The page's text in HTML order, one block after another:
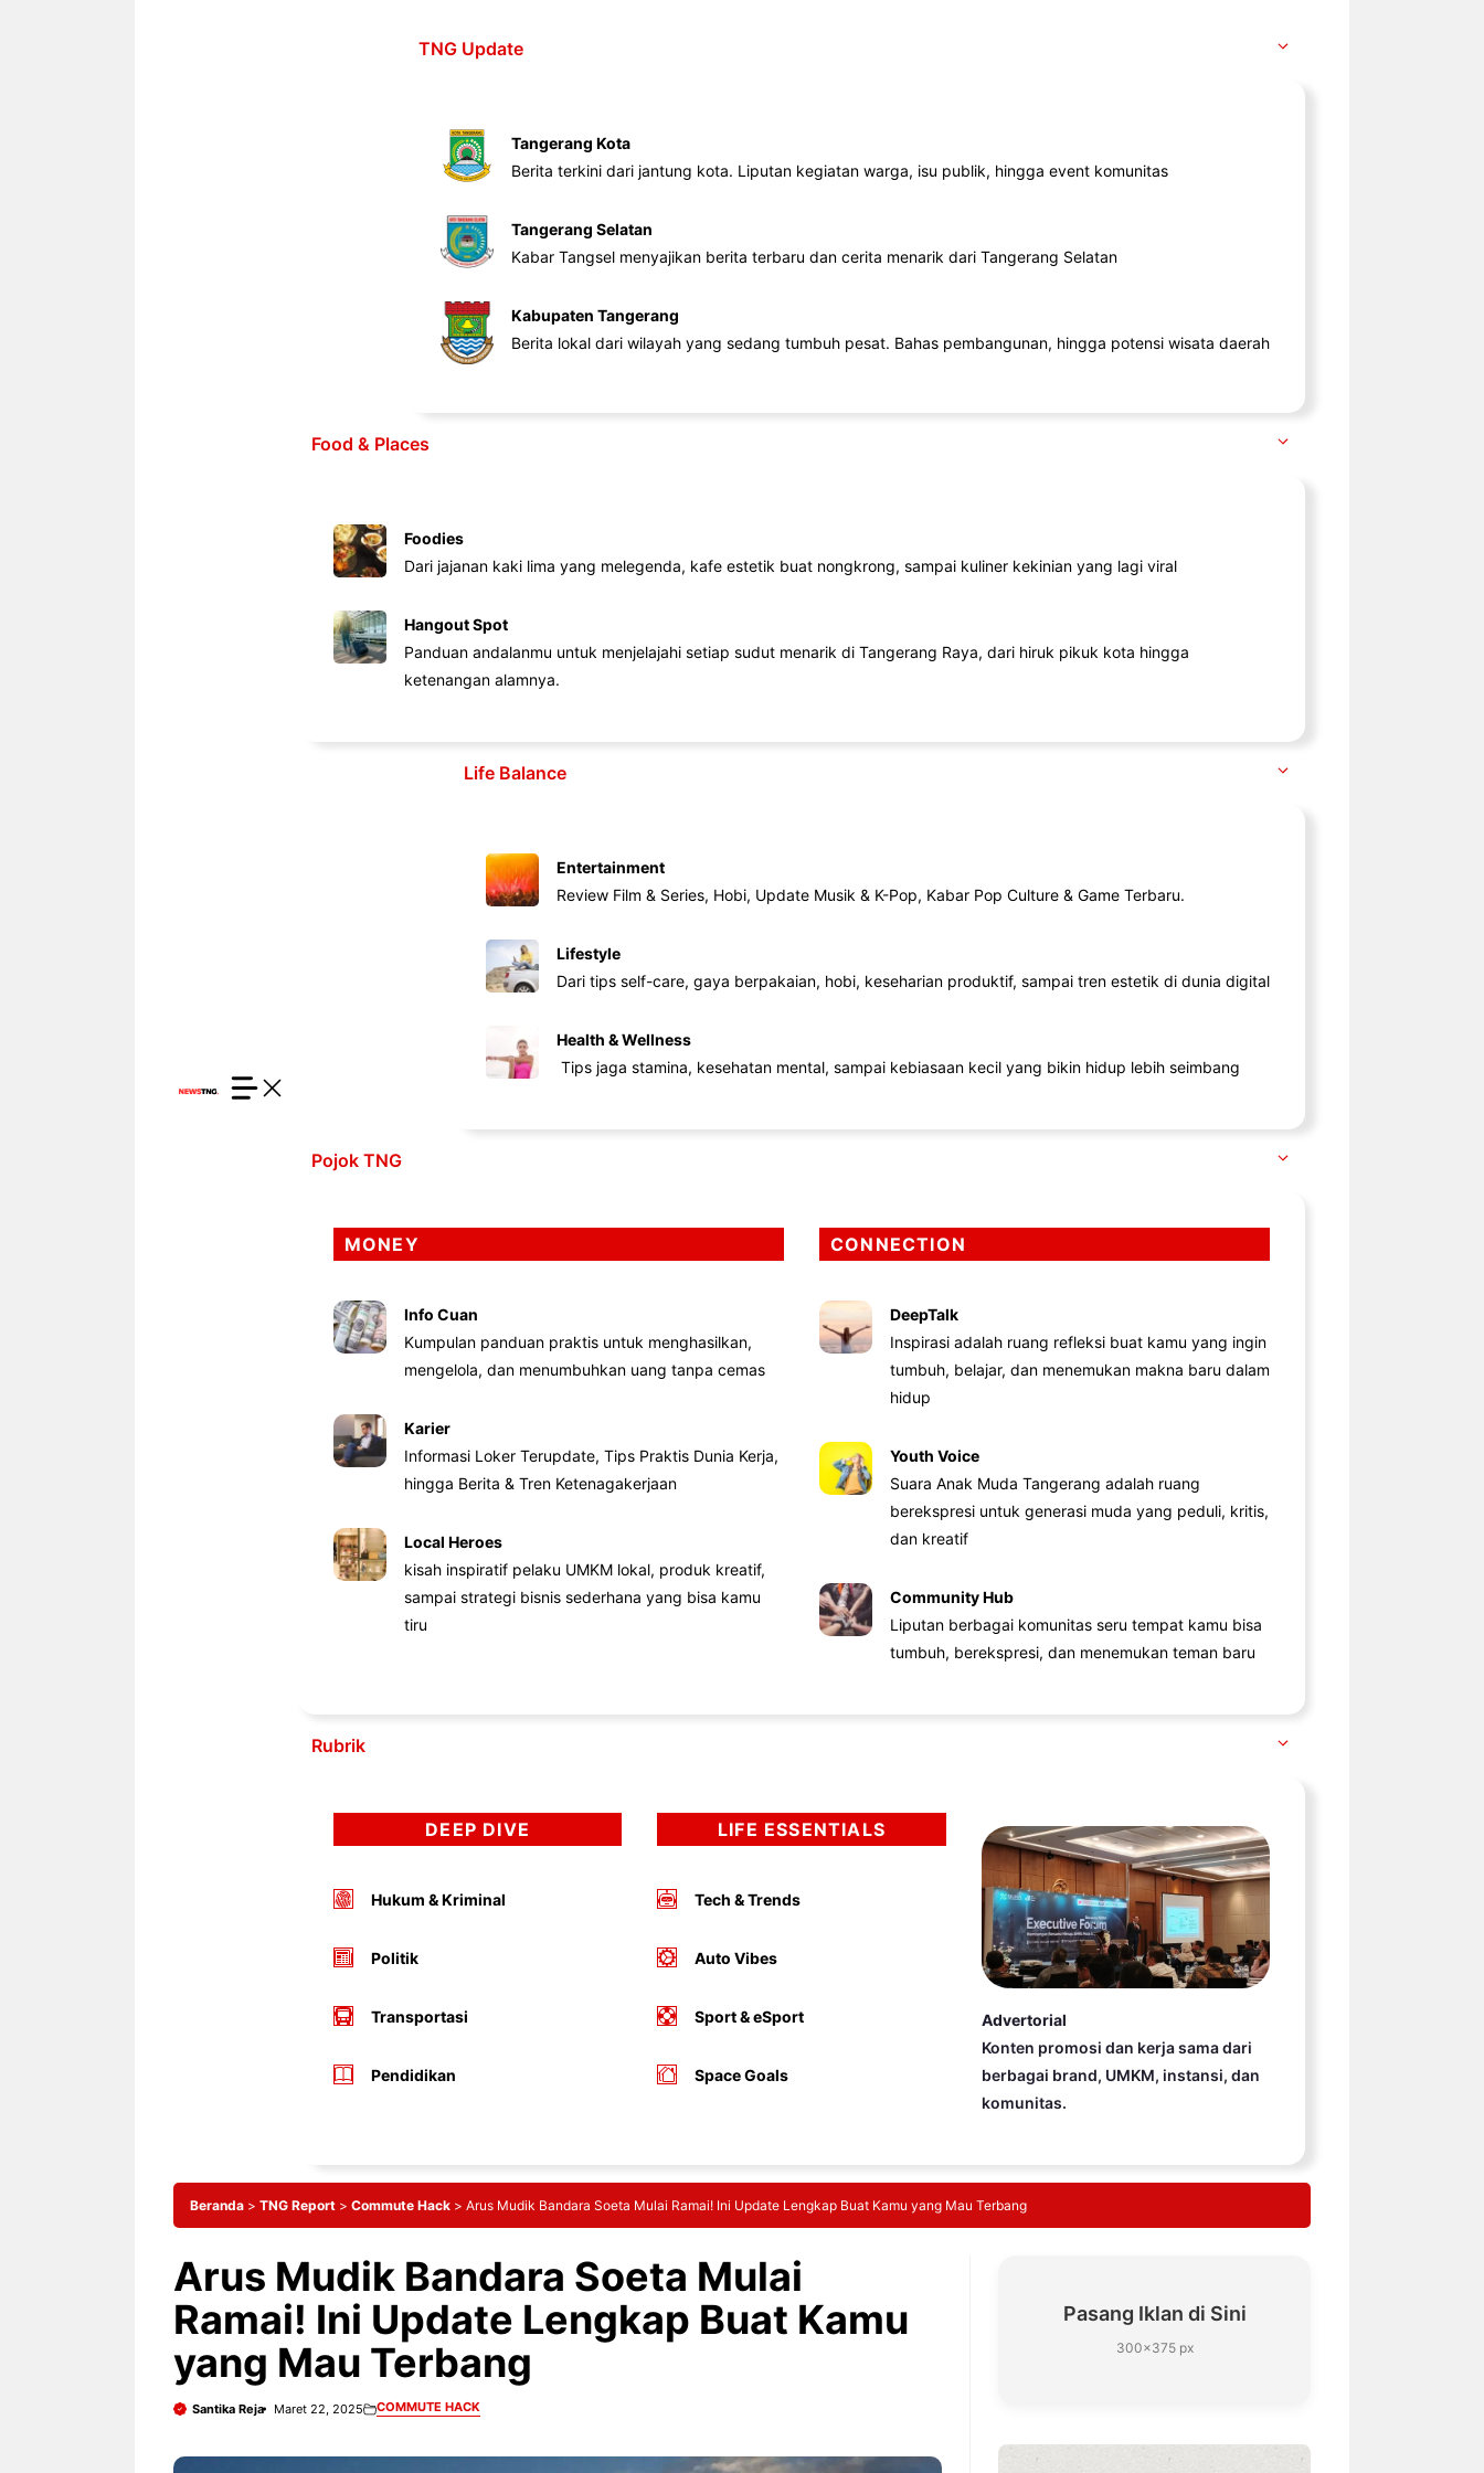
TNG Update
Tangerang Kota
Berita terkini dari jantung kota. Liputan kegiatan warga, isu publik, hingga event komunitas
Tangerang Selatan
Kabar Tangsel menyajikan berita terbaru dan cerita menarik dari Tangerang Selatan
Kabupaten Tangerang
Berita lokal dari wilayah yang sedang tumbuh pesat. Bahas pembangunan, hingga potensi wisata daerah
Food & Places
Foodies
Dari jajanan kaki lima yang melegenda, kafe estetik buat nongkrong, sampai kuliner kekinian yang lagi viral
Hangout Spot
Panduan andalanmu untuk menjelajahi setiap sudut menarik di Tangerang Raya, dari hiruk pikuk kota hingga
ketenangan alamnya.
Life Balance
Entertainment
Review Film & Series, Hobi, Update Musik & K-Pop, Kabar Pop Culture & Game Terbaru.
Lifestyle
Dari tips self-care, gaya berpakaian, hobi, keseharian produktif, sampai tren estetik di dunia digital
Health & Wellness
Tips jaga stamina, kesehatan mental, sampai kebiasaan kecil yang bikin hidup lebih seimbang
Pojok TNG
MONEY
Info Cuan
Kumpulan panduan praktis untuk menghasilkan,
mengelola, dan menumbuhkan uang tanpa cemas
Karier
Informasi Loker Terupdate, Tips Praktis Dunia Kerja,
hingga Berita & Tren Ketenagakerjaan
Local Heroes
kisah inspiratif pelaku UMKM lokal, produk kreatif,
sampai strategi bisnis sederhana yang bisa kamu
tiru
CONNECTION
DeepTalk
Inspirasi adalah ruang refleksi buat kamu yang ingin
tumbuh, belajar, dan menemukan makna baru dalam
hidup
Youth Voice
Suara Anak Muda Tangerang adalah ruang
berekspresi untuk generasi muda yang peduli, kritis,
dan kreatif
Community Hub
Liputan berbagai komunitas seru tempat kamu bisa
tumbuh, berekspresi, dan menemukan teman baru
Rubrik
DEEP DIVE
Hukum & Kriminal
Politik
Transportasi
Pendidikan
LIFE ESSENTIALS
Tech & Trends
Auto Vibes
Sport & eSport
Space Goals
Advertorial
Konten promosi dan kerja sama dari
berbagai brand, UMKM, instansi, dan
komunitas.
Beranda > TNG Report > Commute Hack > Arus Mudik Bandara Soeta Mulai Ramai! Ini Update Lengkap Buat Kamu yang Mau Terbang
Arus Mudik Bandara Soeta Mulai
Ramai! Ini Update Lengkap Buat Kamu
yang Mau Terbang
Santika Reja Maret 22, 2025 COMMUTE HACK
Pasang Iklan di Sini
300×375 px